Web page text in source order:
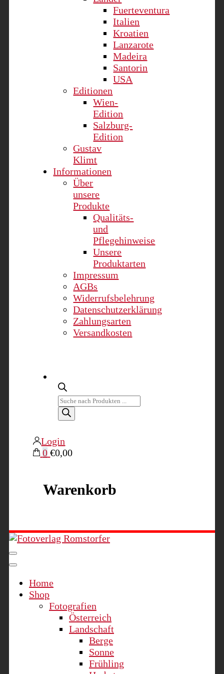
Fuerteventura
Italien
Kroatien
Lanzarote
Madeira
Santorin
USA
Editionen
Wien-
Edition
Salzburg-
Edition
Gustav
Klimt
Informationen
Über
unsere
Produkte
Qualitäts-
und
Pflegehinweise
Unsere
Produktarten
Impressum
AGBs
Widerrufsbelehrung
Datenschutzerklärung
Zahlungsarten
Versandkosten
Products
search
Login
0 €0,00
Warenkorb
Home
Shop
Fotografien
Österreich
Landschaft
Berge
Sonne
Frühling